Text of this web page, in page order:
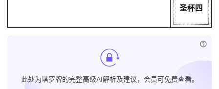
圣杯四
此处为塔罗牌的完整高级AI解析及建议，会员可免费查看。